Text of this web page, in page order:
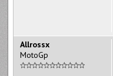
Allrossx
MotoGp